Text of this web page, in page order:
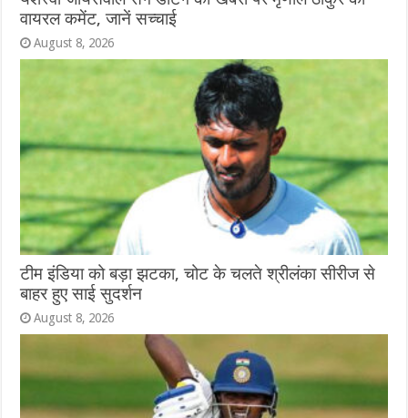
वायरल कमेंट, जानें सच्चाई
August 8, 2026
टीम इंडिया को बड़ा झटका, चोट के चलते श्रीलंका सीरीज से
बाहर हुए साई सुदर्शन
August 8, 2026